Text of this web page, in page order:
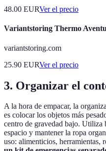
48.00 EURVer el precio
Variantstoring Thermo
variantstoring.com
25.90 EURVer el precio
3. Organizar el
A la hora de empacar, la
es colocar los objetos más
centro de gravedad bajo. Utiliza
espacio y mantener la ropa
uso: alimenticios, herramientas,